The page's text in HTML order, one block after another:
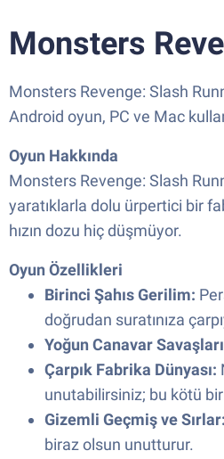
Monsters
Monsters Revenge: Slash
Android oyun, PC ve Mac
Oyun Hakkında
Monsters Revenge: Slash
yaratıklarla dolu ürpertici bir
hızın dozu hiç düşmüyor.
Oyun Özellikleri
Birinci Şahıs Gerilim:
doğrudan suratınıza
Yoğun Canavar
Çarpık Fabrika Dünyası:
unutabilirsiniz; bu kötü
Gizemli Geçmiş ve Sırlar:
biraz olsun unutturur.